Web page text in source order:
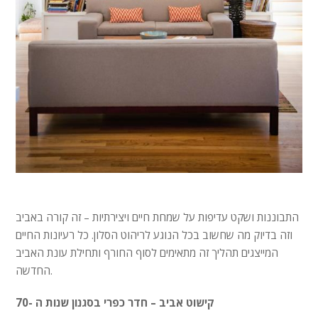
התבוננות ושקט עדיפות על שמחת חיים ויצירתיות – זה קורה באביב
וזה בדיוק מה שחשוב בכל הנוגע לריהוט הסלון. כל רעיונות החיים
המייצגים תהליך זה מתאימים לסוף החורף ותחילת עונת האביב
החדשה.
קישוט אביב – חדר כפרי בסגנון שנות ה -70